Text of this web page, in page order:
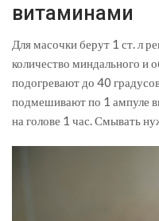
витаминами
Для масочки берут 1 ст. л
количество миндального и
подогревают до 40
подмешивают по 1 ампуле
на голове 1 час. Смывать